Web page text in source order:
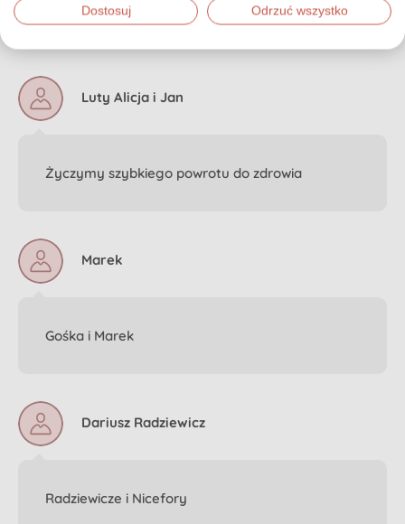
Komentarze
Luty Alicja i Jan
Życzymy szybkiego powrotu do zdrowia
Marek
Gośka i Marek
Dariusz Radziewicz
Radziewicze i Nicefory
Dostosuj Odrzuć wszystko